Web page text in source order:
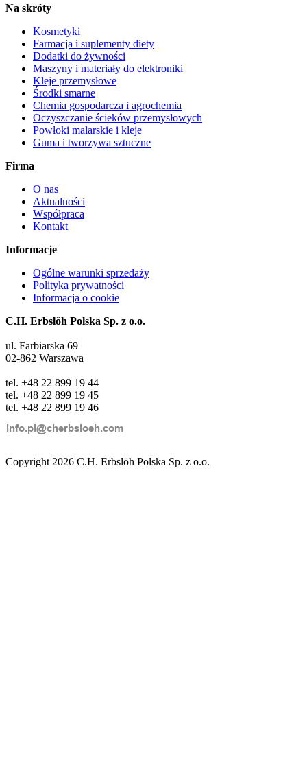
Na skróty
Kosmetyki
Farmacja i suplementy diety
Dodatki do żywności
Maszyny i materiały do elektroniki
Kleje przemysłowe
Środki smarne
Chemia gospodarcza i agrochemia
Oczyszczanie ścieków przemysłowych
Powłoki malarskie i kleje
Guma i tworzywa sztuczne
Firma
O nas
Aktualności
Współpraca
Kontakt
Informacje
Ogólne warunki sprzedaży
Polityka prywatności
Informacja o cookie
C.H. Erbslöh Polska Sp. z o.o.
ul. Farbiarska 69
02-862 Warszawa
tel. +48 22 899 19 44
tel. +48 22 899 19 45
tel. +48 22 899 19 46
Copyright 2026 C.H. Erbslöh Polska Sp. z o.o.